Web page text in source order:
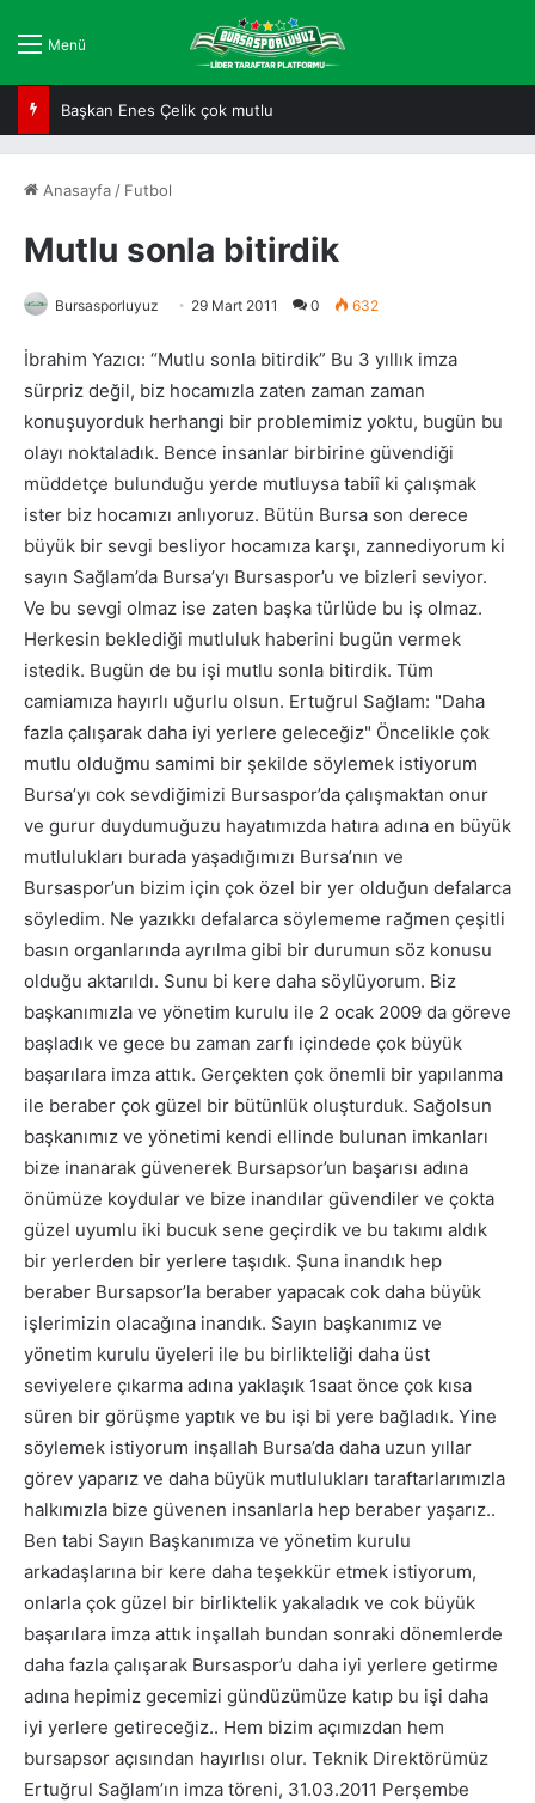
Menü
Başkan Enes Çelik çok mutlu
Anasayfa / Futbol
Mutlu sonla bitirdik
Bursasporluyuz 29 Mart 2011 0 632
İbrahim Yazıcı: “Mutlu sonla bitirdik” Bu 3 yıllık imza
sürpriz değil, biz hocamızla zaten zaman zaman
konuşuyorduk herhangi bir problemimiz yoktu, bugün bu
olayı noktaladık. Bence insanlar birbirine güvendiği
müddetçe bulunduğu yerde mutluysa tabiî ki çalışmak
ister biz hocamızı anlıyoruz. Bütün Bursa son derece
büyük bir sevgi besliyor hocamıza karşı, zannediyorum ki
sayın Sağlam’da Bursa’yı Bursaspor’u ve bizleri seviyor.
Ve bu sevgi olmaz ise zaten başka türlüde bu iş olmaz.
Herkesin beklediği mutluluk haberini bugün vermek
istedik. Bugün de bu işi mutlu sonla bitirdik. Tüm
camiamıza hayırlı uğurlu olsun. Ertuğrul Sağlam: "Daha
fazla çalışarak daha iyi yerlere geleceğiz" Öncelikle çok
mutlu olduğmu samimi bir şekilde söylemek istiyorum
Bursa’yı cok sevdiğimizi Bursaspor’da çalışmaktan onur
ve gurur duydumuğuzu hayatımızda hatıra adına en büyük
mutlulukları burada yaşadığımızı Bursa’nın ve
Bursaspor’un bizim için çok özel bir yer olduğun defalarca
söyledim. Ne yazıkkı defalarca söylememe rağmen çeşitli
basın organlarında ayrılma gibi bir durumun söz konusu
olduğu aktarıldı. Sunu bi kere daha söylüyorum. Biz
başkanımızla ve yönetim kurulu ile 2 ocak 2009 da göreve
başladık ve gece bu zaman zarfı içindede çok büyük
başarılara imza attık. Gerçekten çok önemli bir yapılanma
ile beraber çok güzel bir bütünlük oluşturduk. Sağolsun
başkanımız ve yönetimi kendi ellinde bulunan imkanları
bize inanarak güvenerek Bursapsor’un başarısı adına
önümüze koydular ve bize inandılar güvendiler ve çokta
güzel uyumlu iki bucuk sene geçirdik ve bu takımı aldık
bir yerlerden bir yerlere taşıdık. Şuna inandık hep
beraber Bursapsor’la beraber yapacak cok daha büyük
işlerimizin olacağına inandık. Sayın başkanımız ve
yönetim kurulu üyeleri ile bu birlikteliği daha üst
seviyelere çıkarma adına yaklaşık 1saat önce çok kısa
süren bir görüşme yaptık ve bu işi bi yere bağladık. Yine
söylemek istiyorum inşallah Bursa’da daha uzun yıllar
görev yaparız ve daha büyük mutlulukları taraftarlarımızla
halkımızla bize güvenen insanlarla hep beraber yaşarız..
Ben tabi Sayın Başkanımıza ve yönetim kurulu
arkadaşlarına bir kere daha teşekkür etmek istiyorum,
onlarla çok güzel bir birliktelik yakaladık ve cok büyük
başarılara imza attık inşallah bundan sonraki dönemlerde
daha fazla çalışarak Bursaspor’u daha iyi yerlere getirme
adına hepimiz gecemizi gündüzümüze katıp bu işi daha
iyi yerlere getireceğiz.. Hem bizim açımızdan hem
bursapsor açısından hayırlısı olur. Teknik Direktörümüz
Ertuğrul Sağlam’ın imza töreni, 31.03.2011 Perşembe